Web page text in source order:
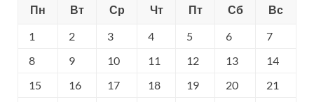
Пн
Вт Ср Чт Пт Сб
Вс
1
2 3 4 5 6
7
8
9 10 11 12 13
14
15
16 17 18 19 20
21